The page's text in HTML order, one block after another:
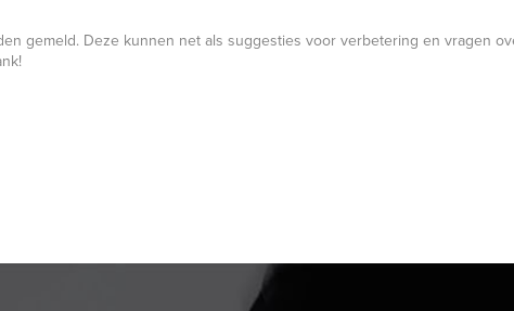
gemeld. Deze kunnen net als suggesties voor verbetering en vragen